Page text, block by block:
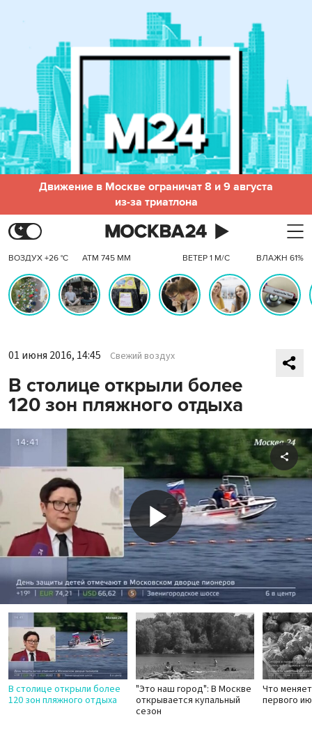
Движение в Москве ограничат 8 и 9 августа
из-за триатлона
ВОЗДУХ +26 °C АТМ 745 ММ ВЕТЕР 1 М/С ВЛАЖН 61%
01 июня 2016, 14:45 Свежий воздух
В столице открыли более
120 зон пляжного отдыха
Play
Video
В столице открыли более
120 зон пляжного отдыха
"Это наш город": В Москве
открывается купальный
сезон
Что
первого